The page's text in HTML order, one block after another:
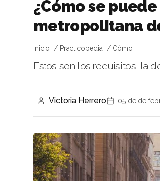
¿Cómo se
metropolitana
Inicio Practicopedia Cómo
Estos son los requisitos, la
Victoria Herrero 05 de de